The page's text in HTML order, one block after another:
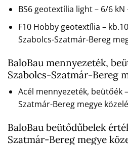
BS6 geotextília light – 6/6 kN
F10 Hobby geotextília –
Szabolcs-Szatmár-Bereg
BaloBau mennyezeték,
Szabolcs-Szatmár-Bereg
Acél mennyezeték, beütőék
Szatmár-Bereg megye
BaloBau beütődűbelek
Szatmár-Bereg megye